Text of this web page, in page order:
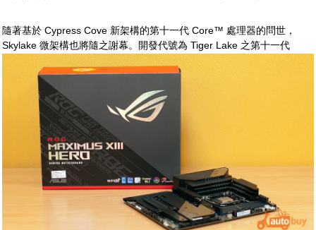
隨著基於 Cypress Cove 新架構的第十一代 Core™ 處理器的問世，
Skylake 微架構也將隨之謝幕。開發代號為 Tiger Lake 之第十一代
Core™ 處理器除了新的核心架構外，其內顯也首次整合了 Xe Graphics